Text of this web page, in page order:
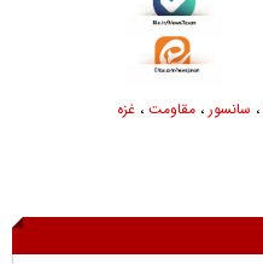
، سانسور ، مقاومت ، غزه